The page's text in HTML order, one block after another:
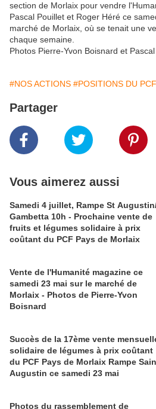
section de Morlaix pour vendre
Pascal Pouillet et Roger Héré ce
marché de Morlaix, où se tenait une
chaque semaine.
Photos Pierre-Yvon Boisnard et
#NOS ACTIONS #POSITIONS DU
Partager
Vous aimerez aussi
Samedi 4 juillet, Rampe St
Gambetta 10h - Prochaine vente de
fruits et légumes solidaire à prix
coûtant du PCF Pays de Morlaix
Vente de l'Humanité magazine ce
samedi 23 mai sur le marché de
Morlaix - Photos de Pierre-Yvon
Boisnard
Succès de la 17ème vente
solidaire de légumes à prix coûtant
du PCF Pays de Morlaix Rampe
Augustin ce samedi 23 mai
Photos du rassemblement de